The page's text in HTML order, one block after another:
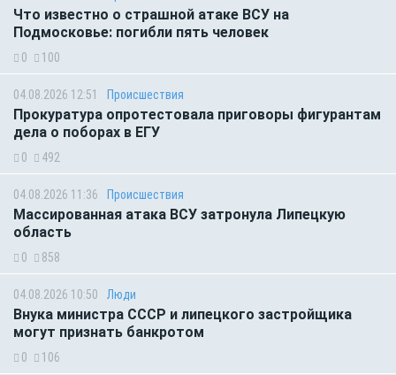
Что известно о страшной атаке ВСУ на
Подмосковье: погибли пять человек
0 100
04.08.2026 12:51 Происшествия
Прокуратура опротестовала приговоры фигурантам
дела о поборах в ЕГУ
0 492
04.08.2026 11:36 Происшествия
Массированная атака ВСУ затронула Липецкую
область
0 858
04.08.2026 10:50 Люди
Внука министра СССР и липецкого застройщика
могут признать банкротом
0 106